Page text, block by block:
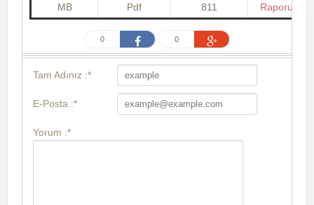
MB
Pdf
811
Raporu
0 0
Tam Adınız :*
E-Posta :*
Yorum :*